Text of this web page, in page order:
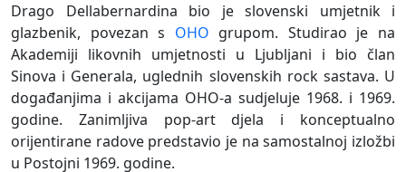
Drago Dellabernardina bio je slovenski umjetnik i
glazbenik, povezan s OHO grupom. Studirao je na
Akademiji likovnih umjetnosti u Ljubljani i bio član
Sinova i Generala, uglednih slovenskih rock sastava. U
događanjima i akcijama OHO-a sudjeluje 1968. i 1969.
godine. Zanimljiva pop-art djela i konceptualno
orijentirane radove predstavio je na samostalnoj izložbi
u Postojni 1969. godine.